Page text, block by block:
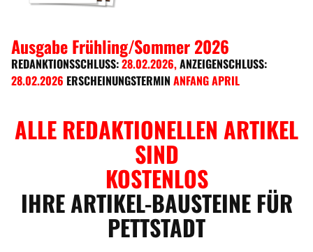
Ausgabe Frühling/Sommer 2026
REDANKTIONSSCHLUSS:28.02.2026,ANZEIGENSCHLUSS:
28.02.2026 ERSCHEINUNGSTERMIN ANFANG APRIL
ALLE REDAKTIONELLEN ARTIKEL
SIND
KOSTENLOS
IHRE ARTIKEL-BAUSTEINE FÜR
PETTSTADT